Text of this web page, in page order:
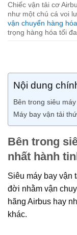
Chiếc vận tải cơ
như một chú cá voi
vận chuyển hàng hóa
trọng hàng hóa tối
Nội dung
Bên trong siêu
Máy bay vận tải
Bên trong
nhất hành
Siêu máy bay vận
đời nhằm vận
hãng Airbus hay
khác.